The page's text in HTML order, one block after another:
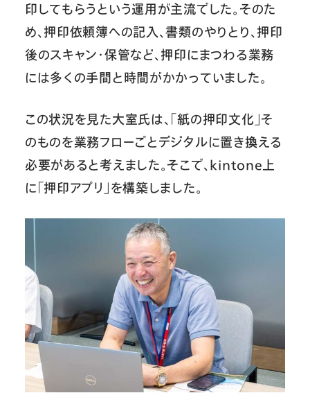
印してもらうという運用が主流でした。そのた
め、押印依頼簿への記入、書類のやりとり、押印
後のスキャン・保管など、押印にまつわる業務
には多くの手間と時間がかかっていました。
この状況を見た大室氏は、「紙の押印文化」そ
のものを業務フローごとデジタルに置き換える
必要があると考えました。そこで、kintone上
に「押印アプリ」を構築しました。